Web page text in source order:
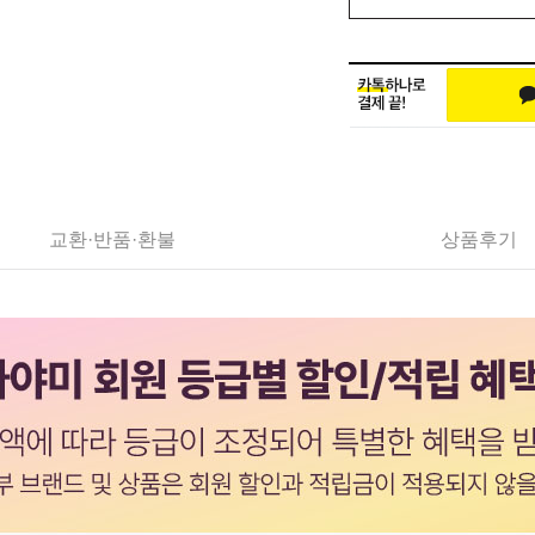
교환·반품·환불 상품후기